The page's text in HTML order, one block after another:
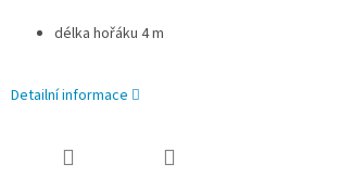
délka hořáku 4 m
Detailní informace